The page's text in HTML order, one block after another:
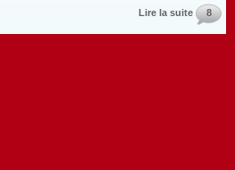
Lire la suite 8